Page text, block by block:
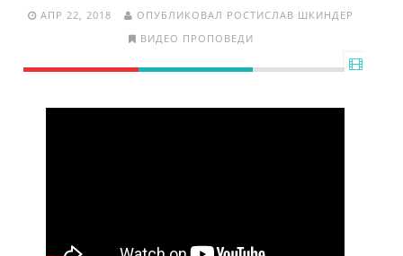
АПР 22, 2018
ОПУБЛИКОВАЛ РОСТИСЛАВ ШКИНДЕР
ВИДЕО ПРОПОВЕДИ